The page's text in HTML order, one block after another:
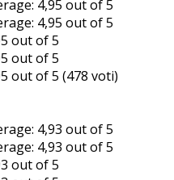
(478 voti)